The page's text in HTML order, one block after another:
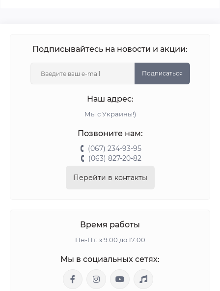
Подписывайтесь на новости и акции:
Подписаться
Наш адрес:
Мы с Украины!)
Позвоните нам:
(067) 234-93-95
(063) 827-20-82
Перейти в контакты
Время работы
Пн-Пт: з 9:00 до 17:00
Мы в социальных сетях: